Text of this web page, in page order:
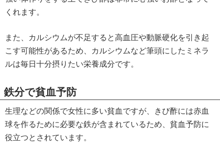
くれます。
また、カルシウムが不足すると高血圧や動脈硬化を引き起
こす可能性があるため、カルシウムなど筆頭にしたミネラ
ルは毎日十分摂りたい栄養成分です。
鉄分で貧血予防
生理などの関係で女性に多い貧血ですが、きび酢には赤血
球を作るために必要な鉄が含まれているため、貧血予防に
役立つとされています。